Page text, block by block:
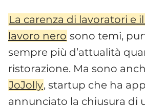
La carenza di lavoratori e
lavoro nero sono temi,
sempre più d’attualità
ristorazione. Ma sono
JoJolly, startup che ha
annunciato la chiusura di